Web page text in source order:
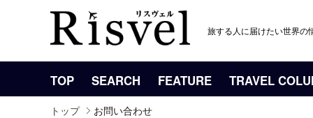
旅する人に届けたい世界の
TOP SEARCH FEATURE TRAVEL
トップ お問い合わせ